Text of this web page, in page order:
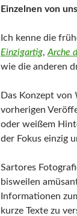
Einzelnen von
Ich kenne die
Einzigartig, Arche
wie die anderen
Das Konzept von
vorherigen
oder weißem
der Fokus einzig
Sartores
bisweilen
Informationen
kurze Texte zu